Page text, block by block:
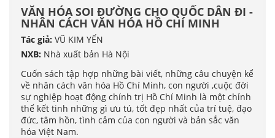
VĂN HÓA SOI ĐƯỜNG CHO QUỐC DÂN ĐI -
NHÂN CÁCH VĂN HÓA HỒ CHÍ MINH
Tác giả: VŨ KIM YẾN
NXB: Nhà xuất bản Hà Nội
Cuốn sách tập hợp những bài viết, những câu chuyện kể
về nhân cách văn hóa Hồ Chí Minh, con người ,cuộc đời
sự nghiệp hoạt động chính trị Hồ Chí Minh là một chỉnh
thể kết tinh những gì ưu tú, tốt đẹp nhất của trí tuệ, đạo
đức, tâm hồn, tình cảm của con người và bản sắc văn
hóa Việt Nam.